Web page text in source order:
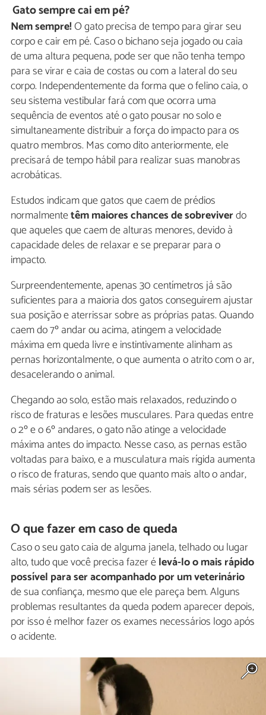
Gato sempre cai em pé?
Nem sempre!O gato precisa de tempo para girar seu
corpo e cair em pé. Caso o bichano seja jogado ou caia
de uma altura pequena, pode ser que não tenha tempo
para se virar e caia de costas ou com a lateral do seu
corpo. Independentemente da forma que o felino caia, o
seu sistema vestibular fará com que ocorra uma
sequência de eventos até o gato pousar no solo e
simultaneamente distribuir a força do impacto para os
quatro membros. Mas como dito anteriormente, ele
precisará de tempo hábil para realizar suas manobras
acrobáticas.
Estudos indicam que gatos que caem de prédios
normalmentetêm maiores chances de sobreviverdo
que aqueles que caem de alturas menores, devido à
capacidade deles de relaxar e se preparar para o
impacto.
Surpreendentemente, apenas 30 centímetros já são
suficientes para a maioria dos gatos conseguirem ajustar
sua posição e aterrissar sobre as próprias patas. Quando
caem do 7º andar ou acima, atingem a velocidade
máxima em queda livre e instintivamente alinham as
pernas horizontalmente, o que aumenta o atrito com o ar,
desacelerando o animal.
Chegando ao solo, estão mais relaxados, reduzindo o
risco de fraturas e lesões musculares. Para quedas entre
o 2º e o 6º andares, o gato não atinge a velocidade
máxima antes do impacto. Nesse caso, as pernas estão
voltadas para baixo, e a musculatura mais rígida aumenta
o risco de fraturas, sendo que quanto mais alto o andar,
mais sérias podem ser as lesões.
O que fazer em caso de queda
Caso o seu gato caia de alguma janela, telhado ou lugar
alto, tudo que você precisa fazer élevá-lo o mais rápido
possível para ser acompanhado por um veterinário
de sua confiança, mesmo que ele pareça bem. Alguns
problemas resultantes da queda podem aparecer depois,
por isso é melhor fazer os exames necessários logo após
o acidente.